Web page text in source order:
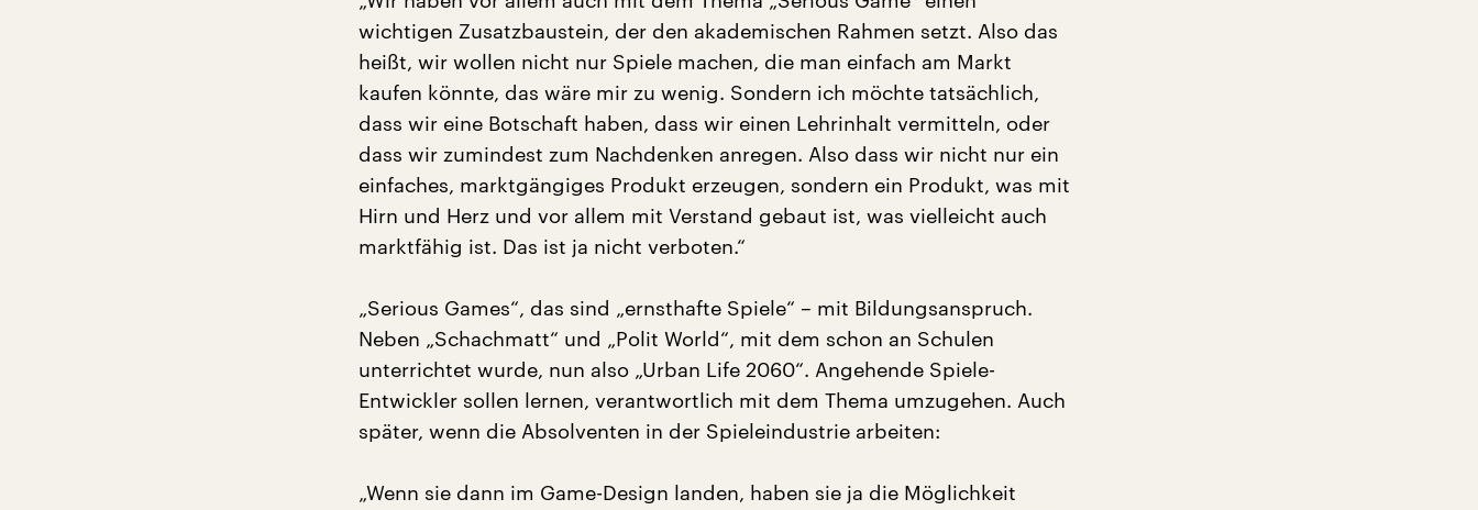
wichtigen Zusatzbaustein, der den akademischen Rahmen setzt. Also das
heißt, wir wollen nicht nur Spiele machen, die man einfach am Markt
kaufen könnte, das wäre mir zu wenig. Sondern ich möchte tatsächlich,
dass wir eine Botschaft haben, dass wir einen Lehrinhalt vermitteln, oder
dass wir zumindest zum Nachdenken anregen. Also dass wir nicht nur ein
einfaches, marktgängiges Produkt erzeugen, sondern ein Produkt, was mit
Hirn und Herz und vor allem mit Verstand gebaut ist, was vielleicht auch
marktfähig ist. Das ist ja nicht verboten.“
„Serious Games“, das sind „ernsthafte Spiele“ – mit Bildungsanspruch.
Neben „Schachmatt“ und „Polit World“, mit dem schon an Schulen
unterrichtet wurde, nun also „Urban Life 2060“. Angehende Spiele-
Entwickler sollen lernen, verantwortlich mit dem Thema umzugehen. Auch
später, wenn die Absolventen in der Spieleindustrie arbeiten:
„Wenn sie dann im Game-Design landen, haben sie ja die Möglichkeit